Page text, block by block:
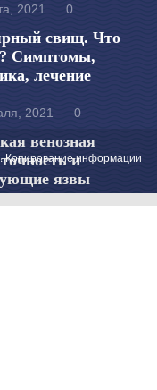
2021 0
свищ. Что
Симптомы,
лечение
2021 0
венозная
и
язвы
информации